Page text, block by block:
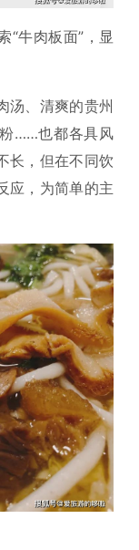
“牛肉板面”，显
汤、清爽的贵州
……也都各具风
长，但在不同饮
应，为简单的主